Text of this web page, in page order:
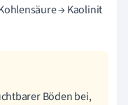
→ Kaolinit
Böden bei,